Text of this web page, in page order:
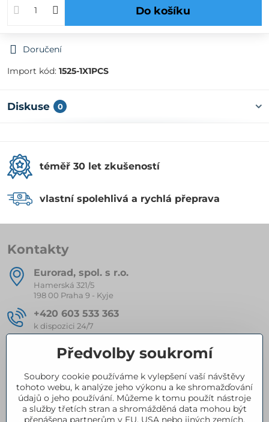
Do košíku
Doručení
Import kód: 1525-1X1PCS
Diskuse 0
téměř 30 let zkušeností
vlastní spolehlivá a rychlá přeprava
Kontakty
Eurorad, spol​. s r​.o​.
Hamerská 321/5
198 00 Praha 9 - Kyje
+420 603 533 363
k dispozici 24/7
eurorad​@seznam​.cz
Kompletní nabídka produktů
Předvolby soukromí
Soubory cookie používáme k vylepšení vaší návštěvy
tohoto webu, k analýze jeho výkonu a ke shromažďování
údajů o jeho používání. Můžeme k tomu použít nástroje
a služby třetích stran a shromážděná data mohou být
přenášena partnerům v EU, USA nebo jiných zemích.